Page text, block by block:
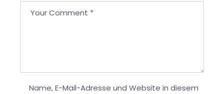
Name, E-Mail-Adresse und Website in diesem